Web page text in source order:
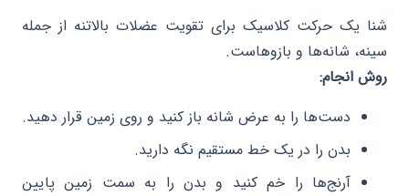
شنا یک حرکت کلاسیک برای تقویت عضلات بالاتنه از جمله
سینه، شانه‌ها و بازوهاست.
روش انجام:
دست‌ها را به عرض شانه باز کنید و روی زمین قرار دهید.
بدن را در یک خط مستقیم نگه دارید.
آرنج‌ها را خم کنید و بدن را به سمت زمین پایین